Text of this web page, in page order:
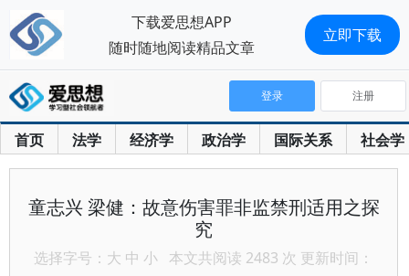
首页 法学 经济学 政治学 国际关系 社会学
登录 注册
童志兴 梁健：故意伤害罪非监禁刑适用之探
究
选择字号： 大 中 小 本文共阅读 2483 次 更新时间：
下载爱思想APP
随时随地阅读精品文章
立即下载